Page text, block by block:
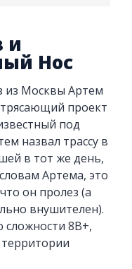
и
Нос
из Москвы Артем
проект
под
назвал трассу в
в тот же день,
Артема, это
он пролез (а
внушителен).
8В+,
территории